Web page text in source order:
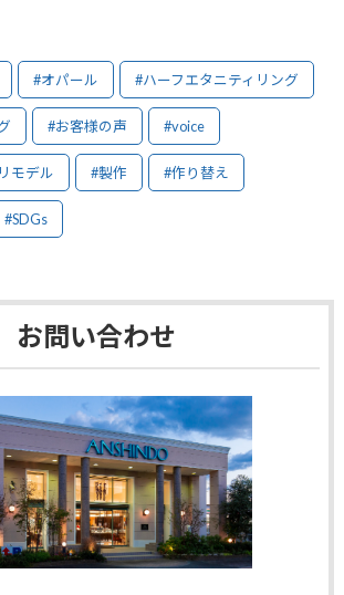
#オパール #ハーフエタニティリング
#お客様の声 #voice
モデル #製作 #作り替え
#SDGs
お問い合わせ